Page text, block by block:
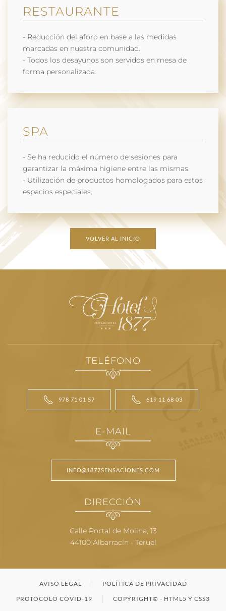
RESTAURANTE
- Reducción del aforo en base a las medidas
marcadas en nuestra comunidad.
- Todos los desayunos son servidos en mesa de
forma personalizada.
SPA
- Se ha reducido el número de sesiones para
garantizar la máxima higiene entre las mismas.
- Utilización de productos homologados para estos
espacios especiales.
VOLVER AL INICIO
TELÉFONO
978 71 01 57 619 11 68 03
E-MAIL
INFO@1877SENSACIONES.COM
DIRECCIÓN
Calle Portal de Molina, 13
44100 Albarracín - Teruel
AVISO LEGAL
POLÍTICA DE PRIVACIDAD
PROTOCOLO COVID-19
COPYRIGHT© - HTML5 Y CSS3